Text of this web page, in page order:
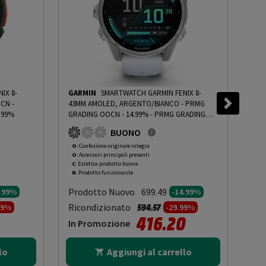
8-
-
da
GARMIN SMARTWATCH GARMIN FENIX 8-
43MM AMOLED, ARGENTO/BIANCO - PRMG
GRADING OOCN - 14.99%- PRMG GRADING
OOCN - 14.99%
BUONO
O: Confezione originale integra
O: Accessori principali presenti
C: Estetica prodotto buona
N: Prodotto funzionante
Prodotto Nuovo 699.49 -14.99%
Ricondizionato Prezzo ridotto da
594.57a-29.99%
In Promozione 416.20
Aggiungi al carrello